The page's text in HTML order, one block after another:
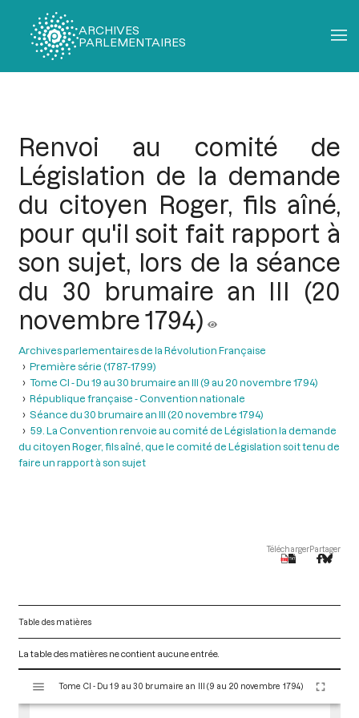
ARCHIVES
PARLEMENTAIRES
Renvoi au comité de
Législation de la demande
du citoyen Roger, fils aîné,
pour qu'il soit fait rapport à
son sujet, lors de la séance
du 30 brumaire an III (20
novembre 1794)
Archives parlementaires de la Révolution Française
Première série (1787-1799)
Tome CI - Du 19 au 30 brumaire an III (9 au 20 novembre 1794)
République française - Convention nationale
Séance du 30 brumaire an III (20 novembre 1794)
59. La Convention renvoie au comité de Législation la demande
du citoyen Roger, fils aîné, que le comité de Législation soit tenu de
faire un rapport à son sujet
TéléchargerPartager
Table des matières
La table des matières ne contient aucune entrée.
s
Tome CI - Du 19 au 30 brumaire an III (9 au 20 novembre 1794)